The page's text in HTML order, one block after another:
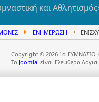
και
ΕΝΗΜΈΡΩΣΗ
Copyright © 2026 1ο ΓΥΜΝΑΣΙΟ
Το Joomla! είναι Ελεύθερο